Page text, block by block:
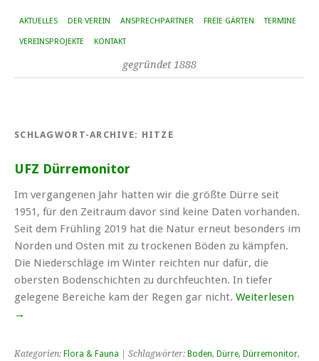
AKTUELLES DER VEREIN ANSPRECHPARTNER FREIE GÄRTEN TERMINE
VEREINSPROJEKTE KONTAKT
gegründet 1888
SCHLAGWORT-ARCHIVE: HITZE
UFZ Dürremonitor
Im vergangenen Jahr hatten wir die größte Dürre seit
1951, für den Zeitraum davor sind keine Daten vorhanden.
Seit dem Frühling 2019 hat die Natur erneut besonders im
Norden und Osten mit zu trockenen Böden zu kämpfen.
Die Niederschläge im Winter reichten nur dafür, die
obersten Bodenschichten zu durchfeuchten. In tiefer
gelegene Bereiche kam der Regen gar nicht. Weiterlesen
→
Kategorien: Flora & Fauna | Schlagwörter: Boden, Dürre, Dürremonitor,